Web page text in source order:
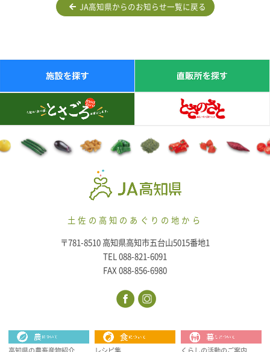
JA高知県からのお知らせ一覧に戻る
土佐の高知のあぐりの地から
〒781-8510 高知県高知市五台山5015番地1
TEL 088-821-6091
FAX 088-856-6980
高知県の農畜産物紹介
レシピ集
くらしの活動のご案内